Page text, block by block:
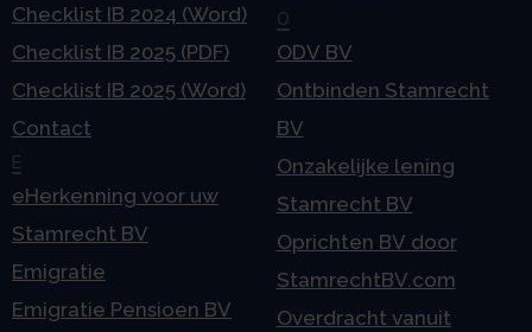
Checklist IB 2024 (Word)
Checklist IB 2025 (PDF)
Checklist IB 2025 (Word)
Contact
E
eHerkenning voor uw
Stamrecht BV
Emigratie
Emigratie Pensioen BV
O
ODV BV
Ontbinden Stamrecht
BV
Onzakelijke lening
Stamrecht BV
Oprichten BV door
StamrechtBV.com
Overdracht vanuit